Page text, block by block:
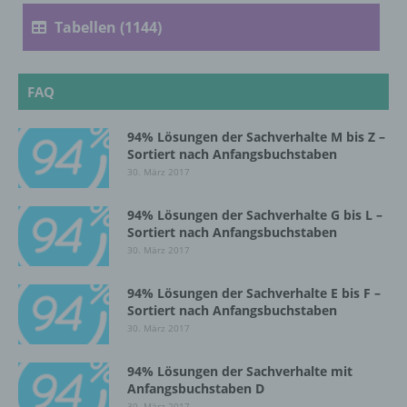
Tabellen (1144)
FAQ
94% Lösungen der Sachverhalte M bis Z –
Sortiert nach Anfangsbuchstaben
30. März 2017
94% Lösungen der Sachverhalte G bis L –
Sortiert nach Anfangsbuchstaben
30. März 2017
94% Lösungen der Sachverhalte E bis F –
Sortiert nach Anfangsbuchstaben
30. März 2017
94% Lösungen der Sachverhalte mit
Anfangsbuchstaben D
automatisierter Verfahren ausgeführte
Auslesen, das Abfragen, die Verwendung,
die Offenlegung durch Übermittlung,
Verbreitung oder eine andere Form der
Bereitstellung, den Abgleich oder die
Verknüpfung, die Einschränkung, das
Löschen oder die Vernichtung.
d) Einschränkung der Verarbeitung
Einschränkung der Verarbeitung ist die
personenbezogener Daten mit dem Ziel, ihre
künftige Verarbeitung einzuschränken.